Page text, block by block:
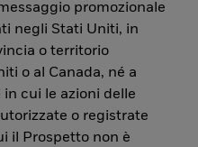
promozionale
negli Stati Uniti, in
o territorio
o al Canada, né a
cui le azioni delle
o registrate
il Prospetto non è